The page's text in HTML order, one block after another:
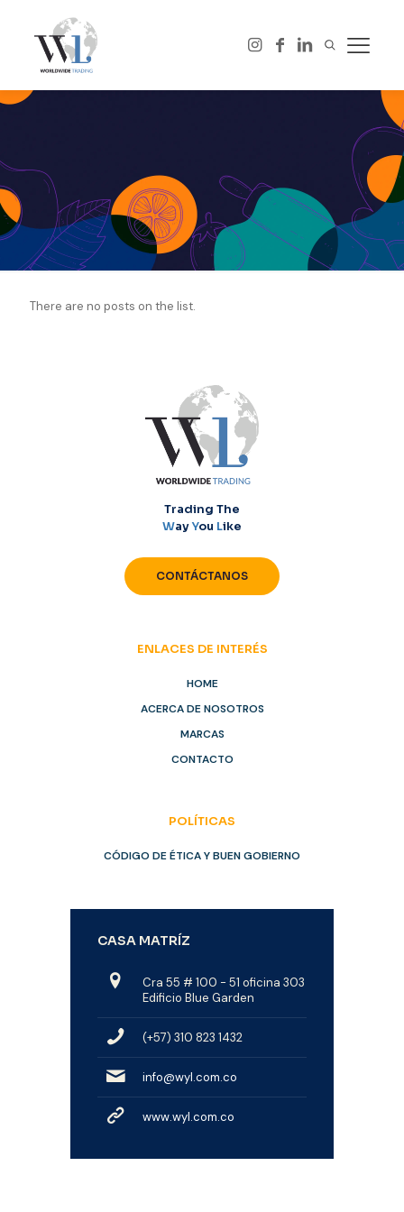
There are no posts on the list.
Trading The
WayYou Like
CONTÁCTANOS
ENLACES DE INTERÉS
HOME
ACERCA DE NOSOTROS
MARCAS
CONTACTO
POLÍTICAS
CÓDIGO DE ÉTICA Y BUEN GOBIERNO
CASA MATRÍZ
Cra 55 # 100 - 51 oficina 303
Edificio Blue Garden
(+57) 310 823 1432
info@wyl.com.co
www.wyl.com.co